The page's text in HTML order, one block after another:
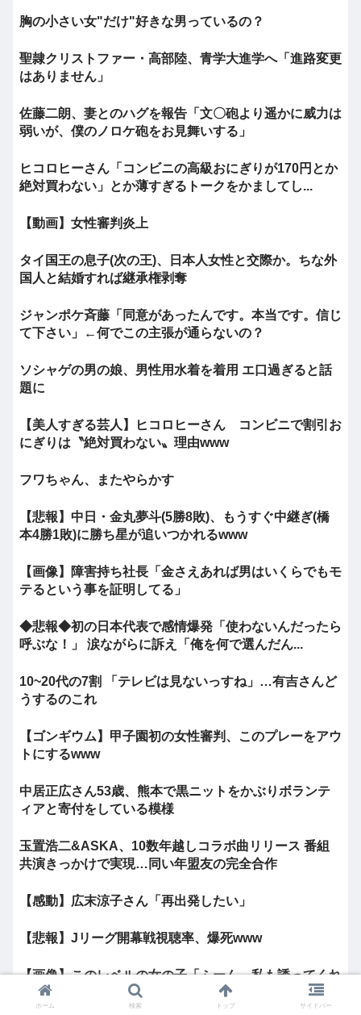
胸の小さい女"だけ"好きな男っているの？
聖隷クリストファー・高部陸、青学大進学へ「進路変更
はありません」
佐藤二朗、妻とのハグを報告「文〇砲より遥かに威力は
弱いが、僕のノロケ砲をお見舞いする」
ヒコロヒーさん「コンビニの高級おにぎりが170円とか
絶対買わない」とか薄すぎるトークをかましてし...
【動画】女性審判炎上
タイ国王の息子(次の王)、日本人女性と交際か。ちな外
国人と結婚すれば継承権剥奪
ジャンポケ斉藤「同意があったんです。本当です。信じ
て下さい」←何でこの主張が通らないの？
ソシャゲの男の娘、男性用水着を着用 エ口過ぎると話
題に
【美人すぎる芸人】ヒコロヒーさん コンビニで割引お
にぎりは〝絶対買わない〟理由www
フワちゃん、またやらかす
【悲報】中日・金丸夢斗(5勝8敗)、もうすぐ中継ぎ(橋
本4勝1敗)に勝ち星が追いつかれるwww
【画像】障害持ち社長「金さえあれば男はいくらでもモ
テるという事を証明してる」
◆悲報◆初の日本代表で感情爆発「使わないんだったら
呼ぶな！」 涙ながらに訴え「俺を何で選んだん...
10~20代の7割 「テレビは見ないっすね」…有吉さんど
うするのこれ
【ゴンギウム】甲子園初の女性審判、このプレーをアウ
トにするwww
中居正広さん53歳、熊本で黒ニットをかぶりボランテ
ィアと寄付をしている模様
玉置浩二&ASKA、10数年越しコラボ曲リリース 番組
共演きっかけで実現…同い年盟友の完全合作
【感動】広末涼子さん「再出発したい」
【悲報】Jリーグ開幕戦視聴率、爆死www
【画像】このレベルの女の子「ふーん、私も誘ってくれ
ないんだ⋯」
ホーム 検索 トップ サイドバー